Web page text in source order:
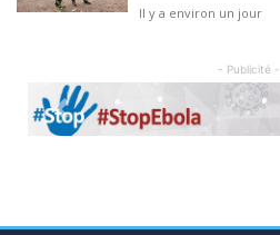
Il y a environ un jour
- Publicité -
Previous